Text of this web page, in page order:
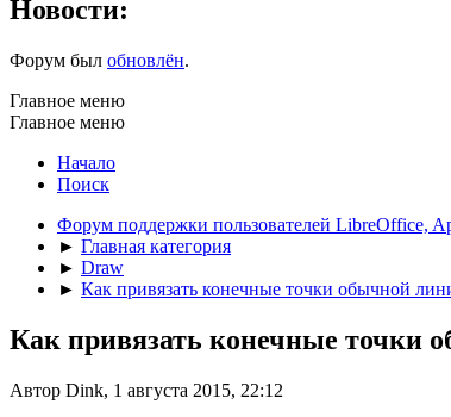
Новости:
Форум был обновлён.
Главное меню
Главное меню
Начало
Поиск
Форум поддержки пользователей LibreOffice,
► Главная категория
► Draw
► Как привязать конечные точки обычной
Как привязать конечные точки
Автор Dink, 1 августа 2015, 22:12